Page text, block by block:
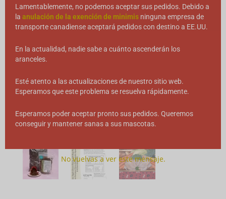
Lamentablemente, no podemos aceptar sus pedidos. Debido a
la anulación de la exención de minimis ninguna empresa de
transporte canadiense aceptará pedidos con destino a EE.UU.
En la actualidad, nadie sabe a cuánto ascenderán los
aranceles.
Esté atento a las actualizaciones de nuestro sitio web.
Esperamos que este problema se resuelva rápidamente.
Esperamos poder aceptar pronto sus pedidos. Queremos
conseguir y mantener sanas a sus mascotas.
No vuelvas a ver este mensaje.